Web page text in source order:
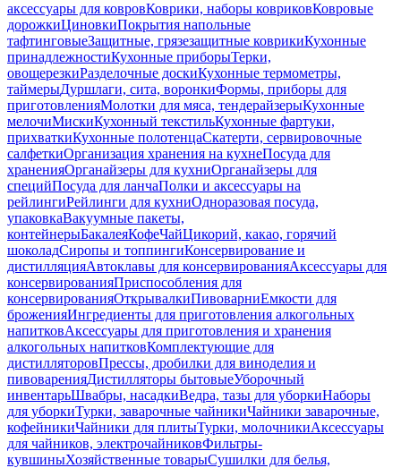
аксессуары для ковровКоврики, наборы ковриковКовровые
дорожкиЦиновкиПокрытия напольные
тафтинговыеЗащитные, грязезащитные коврикиКухонные
принадлежностиКухонные приборыТерки,
овощерезкиРазделочные доскиКухонные термометры,
таймерыДуршлаги, сита, воронкиФормы, приборы для
приготовленияМолотки для мяса, тендерайзерыКухонные
мелочиМискиКухонный текстильКухонные фартуки,
прихваткиКухонные полотенцаСкатерти, сервировочные
салфеткиОрганизация хранения на кухнеПосуда для
храненияОрганайзеры для кухниОрганайзеры для
специйПосуда для ланчаПолки и аксессуары на
рейлингиРейлинги для кухниОдноразовая посуда,
упаковкаВакуумные пакеты,
контейнерыБакалеяКофеЧайЦикорий, какао, горячий
шоколадСиропы и топпингиКонсервирование и
дистилляцияАвтоклавы для консервированияАксессуары для
консервированияПриспособления для
консервированияОткрывалкиПивоварниЕмкости для
броженияИнгредиенты для приготовления алкогольных
напитковАксессуары для приготовления и хранения
алкогольных напитковКомплектующие для
дистилляторовПрессы, дробилки для виноделия и
пивоваренияДистилляторы бытовыеУборочный
инвентарьШвабры, насадкиВедра, тазы для уборкиНаборы
для уборкиТурки, заварочные чайникиЧайники заварочные,
кофейникиЧайники для плитыТурки, молочникиАксессуары
для чайников, электрочайниковФильтры-
кувшиныХозяйственные товарыСушилки для белья,